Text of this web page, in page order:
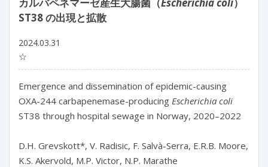
ST38 の出現と拡散
2024.03.31
☆
Emergence and dissemination of epidemic-causing
OXA-244 carbapenemase-producing Escherichia coli
ST38 through hospital sewage in Norway, 2020–2022
D.H. Grevskott*, V. Radisic, F. Salvà-Serra, E.R.B. Moore,
K.S. Akervold, M.P. Victor, N.P. Marathe